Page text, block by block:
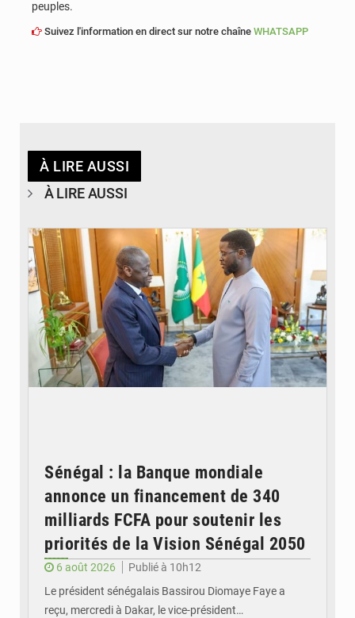
peuples.
Suivez l'information en direct sur notre chaîne WHATSAPP
À LIRE AUSSI
À LIRE AUSSI
Sénégal : la Banque mondiale
annonce un financement de 340
milliards FCFA pour soutenir les
priorités de la Vision Sénégal 2050
6 août 2026
Publié à 10h12
Le président sénégalais Bassirou Diomaye Faye a
reçu, mercredi à Dakar, le vice-président…